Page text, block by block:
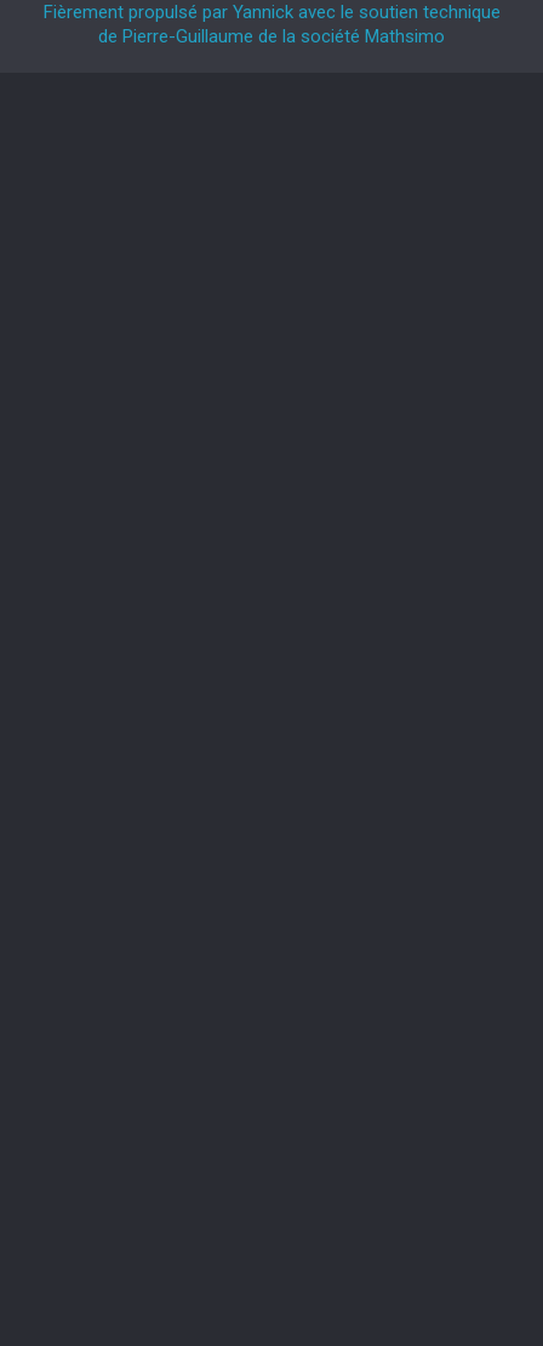
Fièrement propulsé par Yannick avec le soutien technique
de Pierre-Guillaume de la société Mathsimo